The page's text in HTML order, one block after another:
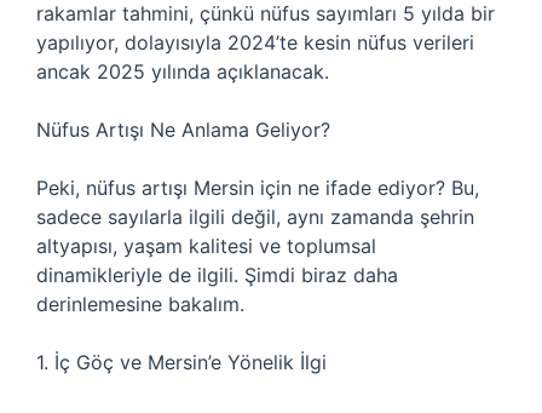
rakamlar tahmini, çünkü nüfus sayımları 5 yılda bir
yapılıyor, dolayısıyla 2024’te kesin nüfus verileri
ancak 2025 yılında açıklanacak.
Nüfus Artışı Ne Anlama Geliyor?
Peki, nüfus artışı Mersin için ne ifade ediyor? Bu,
sadece sayılarla ilgili değil, aynı zamanda şehrin
altyapısı, yaşam kalitesi ve toplumsal
dinamikleriyle de ilgili. Şimdi biraz daha
derinlemesine bakalım.
1. İç Göç ve Mersin’e Yönelik İlgi